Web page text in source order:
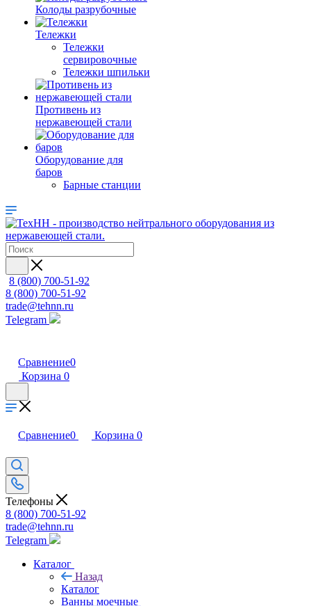
Колоды разрубочные
Тележки
Тележки
сервировочные
Тележки шпильки
Противень из
нержавеющей стали
Оборудование для
баров
Барные станции
8 (800) 700-51-92
8 (800) 700-51-92
trade@tehnn.ru
Telegram
Сравнение0
Корзина 0
Сравнение0 Корзина 0
Телефоны
8 (800) 700-51-92
trade@tehnn.ru
Telegram
Каталог
Назад
Каталог
Ванны моечные